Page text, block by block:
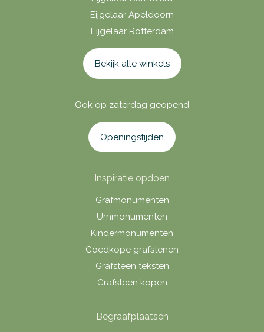
Eijgelaar Apeldoorn
Eijgelaar Rotterdam
Bekijk alle winkels
Ook op zaterdag geopend
Openingstijden
Inspiratie opdoen
Grafmonumenten
Urnmonumenten
Kindermonumenten
Goedkope grafstenen
Grafsteen teksten
Grafsteen kopen
Begraafplaatsen